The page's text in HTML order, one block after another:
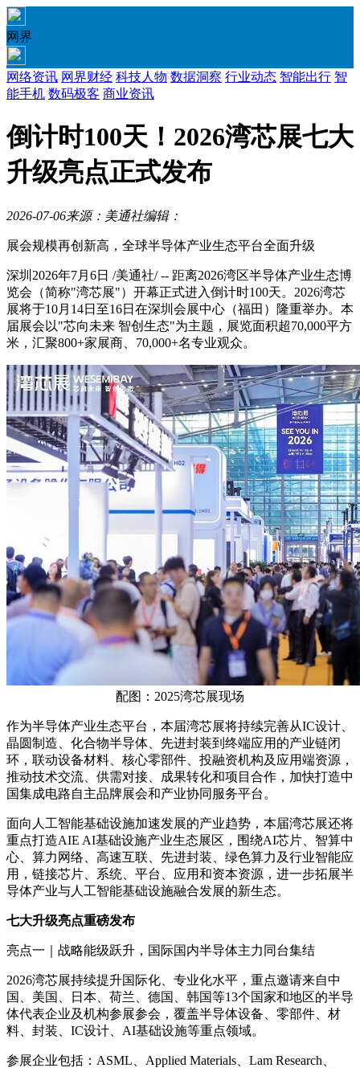
网界
网络资讯 网界财经 科技人物 数据洞察 行业动态 智能出行 智
能手机 数码极客 商业资讯
倒计时100天！2026湾芯展七大
升级亮点正式发布
2026-07-06来源：美通社编辑：
展会规模再创新高，全球半导体产业生态平台全面升级
深圳 2026年7月6日 /美通社/ -- 距离2026湾区半导体产业生态博
览会（简称"湾芯展"）开幕正式进入倒计时100天。2026湾芯
展将于10月14日至16日在深圳会展中心（福田）隆重举办。本
届展会以"芯向未来 智创生态"为主题，展览面积超70,000平方
米，汇聚800+家展商、70,000+名专业观众。
配图：2025湾芯展现场
作为半导体产业生态平台，本届湾芯展将持续完善从IC设计、
晶圆制造、化合物半导体、先进封装到终端应用的产业链闭
环，联动设备材料、核心零部件、投融资机构及应用端资源，
推动技术交流、供需对接、成果转化和项目合作，加快打造中
国集成电路自主品牌展会和产业协同服务平台。
面向人工智能基础设施加速发展的产业趋势，本届湾芯展还将
重点打造AIE AI基础设施产业生态展区，围绕AI芯片、智算中
心、算力网络、高速互联、先进封装、绿色算力及行业智能应
用，链接芯片、系统、平台、应用和资本资源，进一步拓展半
导体产业与人工智能基础设施融合发展的新生态。
七大升级亮点重磅发布
亮点一｜战略能级跃升，国际国内半导体主力同台集结
2026湾芯展持续提升国际化、专业化水平，重点邀请来自中
国、美国、日本、荷兰、德国、韩国等13个国家和地区的半导
体代表企业及机构参展参会，覆盖半导体设备、零部件、材
料、封装、IC设计、AI基础设施等重点领域。
参展企业包括：ASML、Applied Materials、Lam Research、